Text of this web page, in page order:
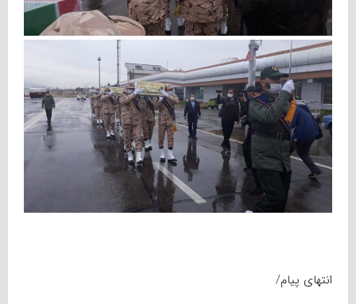
انتهای پیام/